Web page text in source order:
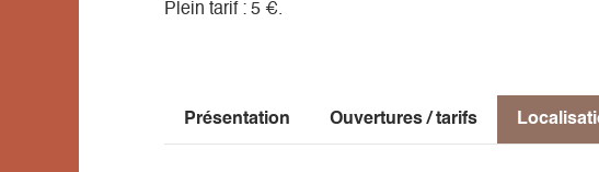
Plein tarif : 5 €.
Présentation Ouvertures / tarifs